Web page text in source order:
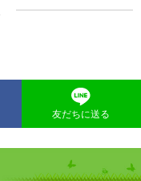
友だちに送る